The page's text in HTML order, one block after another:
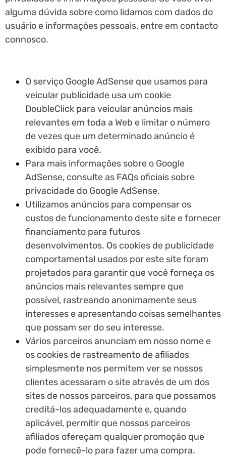
alguma dúvida sobre como lidamos com dados do
usuário e informações pessoais, entre em contacto
connosco.
O serviço Google AdSense que usamos para
veicular publicidade usa um cookie
DoubleClick para veicular anúncios mais
relevantes em toda a Web e limitar o número
de vezes que um determinado anúncio é
exibido para você.
Para mais informações sobre o Google
AdSense, consulte as FAQs oficiais sobre
privacidade do Google AdSense.
Utilizamos anúncios para compensar os
custos de funcionamento deste site e fornecer
financiamento para futuros
desenvolvimentos. Os cookies de publicidade
comportamental usados ​​por este site foram
projetados para garantir que você forneça os
anúncios mais relevantes sempre que
possível, rastreando anonimamente seus
interesses e apresentando coisas semelhantes
que possam ser do seu interesse.
Vários parceiros anunciam em nosso nome e
os cookies de rastreamento de afiliados
simplesmente nos permitem ver se nossos
clientes acessaram o site através de um dos
sites de nossos parceiros, para que possamos
creditá-los adequadamente e, quando
aplicável, permitir que nossos parceiros
afiliados ofereçam qualquer promoção que
pode fornecê-lo para fazer uma compra.